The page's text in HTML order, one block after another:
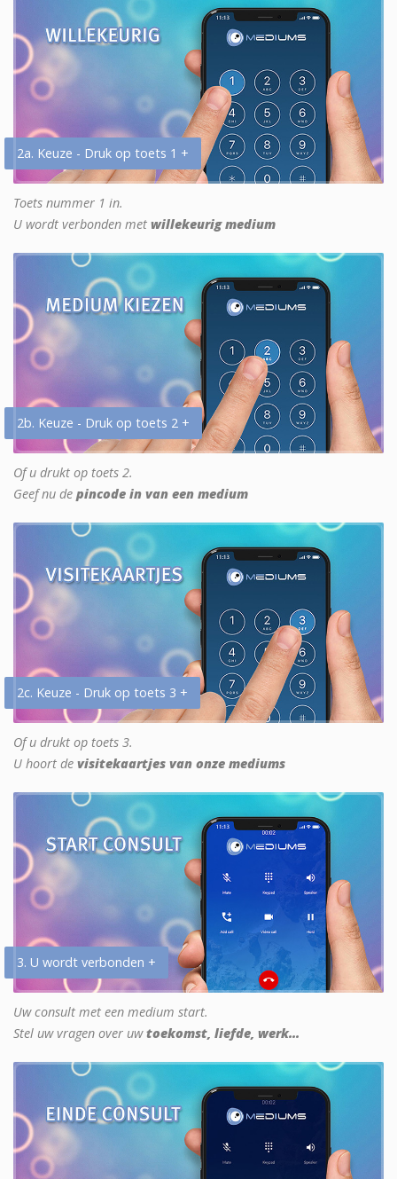
2a. Keuze - Druk op toets 1 +
Toets nummer 1 in.
U wordt verbonden met willekeurig medium
2b. Keuze - Druk op toets 2 +
Of u drukt op toets 2.
Geef nu de pincode in van een medium
2c. Keuze - Druk op toets 3 +
Of u drukt op toets 3.
U hoort de visitekaartjes van onze mediums
3. U wordt verbonden +
Uw consult met een medium start.
Stel uw vragen over uwtoekomst, liefde, werk...